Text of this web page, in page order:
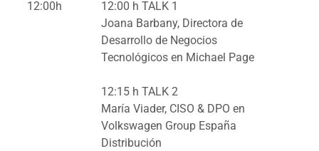
12:00h
12:00 h TALK 1
Joana Barbany, Directora de
Desarrollo de Negocios
Tecnológicos en Michael Page
12:15 h TALK 2
María Viader, CISO & DPO en
Volkswagen Group España
Distribución